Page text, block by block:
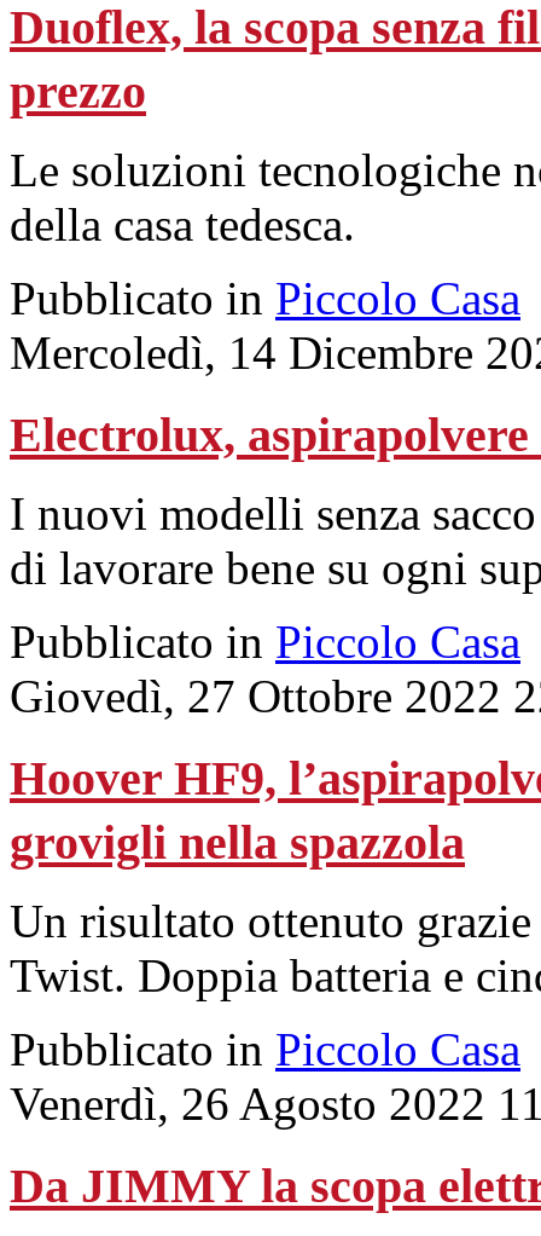
Duoflex, la scopa senza
prezzo
Le soluzioni tecnologiche
della casa tedesca.
Pubblicato in Piccolo Casa
Mercoledì, 14 Dicembre
Electrolux,
I nuovi modelli senza
di lavorare bene su ogni
Pubblicato in Piccolo Casa
Giovedì, 27 Ottobre 2022
Hoover HF9,
grovigli nella spazzola
Un risultato ottenuto
Twist. Doppia batteria e
Pubblicato in Piccolo Casa
Venerdì, 26 Agosto 2022
Da JIMMY la scopa